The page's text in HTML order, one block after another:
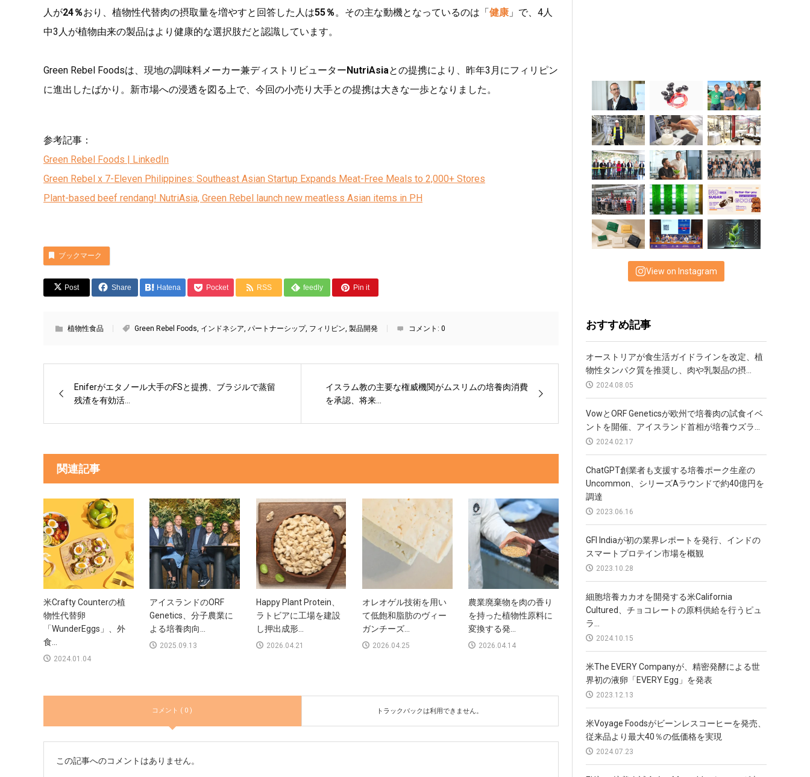
人が24％おり、植物性代替肉の摂取量を増やすと回答した人は55％。その主な動機となっているのは「 健康 」で、4人
中3人が植物由来の製品はより健康的な選択肢だと認識しています。
Green Rebel Foodsは、現地の調味料メーカー兼ディストリビューター NutriAsiaとの提携により、昨年3月にフィリピン
に進出したばかり。新市場への浸透を図る上で、今回の小売り大手との提携は大きな一歩となりました。
参考記事：
Green Rebel Foods | LinkedIn
Green Rebel x 7-Eleven Philippines: Southeast Asian Startup Expands Meat-Free Meals to 2,000+ Stores
Plant-based beef rendang! NutriAsia, Green Rebel launch new meatless Asian items in PH
ブックマーク
Post Share Hatena Pocket RSS feedly Pin it
植物性食品 Green Rebel Foods, インドネシア, パートナーシップ, フィリピン, 製品開発 コメント: 0
Eniferがエタノール大手のFSと提携、ブラジルで蒸留
残渣を有効活...
イスラム教の主要な権威機関がムスリムの培養肉消費
を承認、将来...
関連記事
米Crafty Counterの植
物性代替卵
「WunderEggs」、外
食...
2024.01.04
アイスランドのORF
Genetics、分子農業に
よる培養肉向...
2025.09.13
Happy Plant Protein、
ラトビアに工場を建設
し押出成形...
2026.04.21
オレオゲル技術を用い
て低飽和脂肪のヴィー
ガンチーズ...
2026.04.25
農業廃棄物を肉の香り
を持った植物性原料に
変換する発...
2026.04.14
コメント ( 0 ) トラックバックは利用できません。
この記事へのコメントはありません。
View on Instagram
おすすめ記事
オーストリアが食生活ガイドラインを改定、植
物性タンパク質を推奨し、肉や乳製品の摂...
2024.08.05
VowとORF Geneticsが欧州で培養肉の試食イベ
ントを開催、アイスランド首相が培養ウズラ...
2024.02.17
ChatGPT創業者も支援する培養ポーク生産の
Uncommon、シリーズAラウンドで約40億円を
調達
2023.06.16
GFI Indiaが初の業界レポートを発行、インドの
スマートプロテイン市場を概観
2023.10.28
細胞培養カカオを開発する米California
Cultured、チョコレートの原料供給を行うピュ
ラ...
2024.10.15
米The EVERY Companyが、精密発酵による世
界初の液卵「EVERY Egg」を発表
2023.12.13
米Voyage Foodsがビーンレスコーヒーを発売、
従来品より最大40％の低価格を実現
2024.07.23